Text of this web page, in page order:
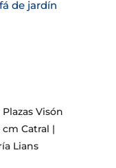
Visón
cm Catral |
Lians